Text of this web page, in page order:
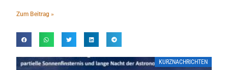
Zum Beitrag »
KURZNACHRICHTEN